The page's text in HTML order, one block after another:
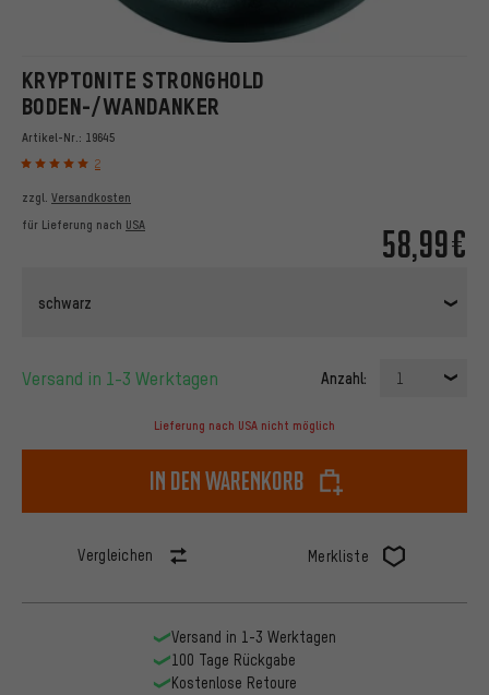
KRYPTONITE STRONGHOLD
BODEN-/WANDANKER
Artikel-Nr.: 19645
2
58,99€
zzgl. Versandkosten
für Lieferung nach USA
schwarz
Versand in 1-3 Werktagen Anzahl: 1
Lieferung nach USA nicht möglich
In den Warenkorb
Vergleichen Merkliste
Versand in 1-3 Werktagen
100 Tage Rückgabe
Kostenlose Retoure